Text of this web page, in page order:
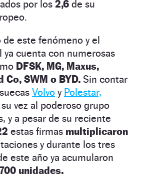
por los 2,6 de su
de este fenómeno y el
ya cuenta con numerosas
DFSK, MG, Maxus,
Co, SWM o BYD. Sin contar
suecas Volvo y Polestar,
vez al poderoso grupo
y a pesar de su reciente
estas firmas multiplicaron
y durante los tres
este año ya acumularon
unidades.